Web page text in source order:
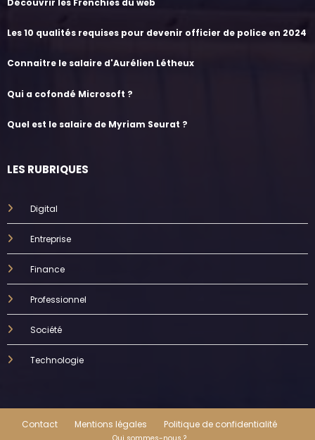
Les 10 qualités requises pour devenir officier de police en 2024
Connaitre le salaire d'Aurélien Létheux
Qui a cofondé Microsoft ?
Quel est le salaire de Myriam Seurat ?
LES RUBRIQUES
Digital
Entreprise
Finance
Professionnel
Société
Technologie
Contact Mentions légales Politique de confidentialité